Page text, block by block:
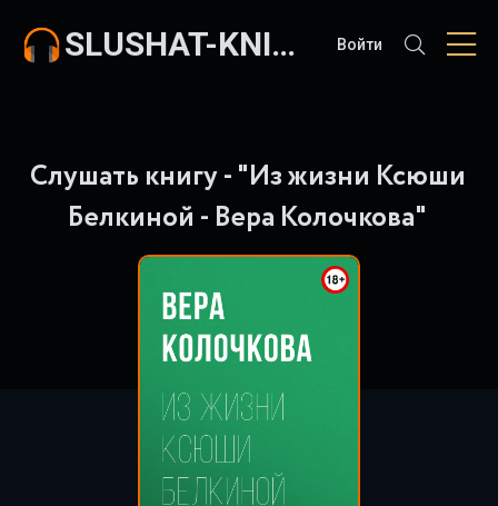
SLUSHAT-KNIGI.COM Войти
Слушать книгу - "Из жизни Ксюши
Белкиной - Вера Колочкова"